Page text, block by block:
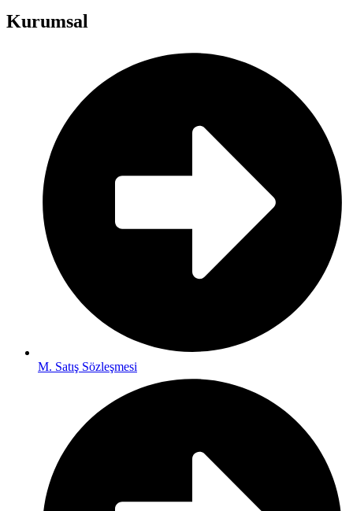
Kurumsal
M. Satış Sözleşmesi